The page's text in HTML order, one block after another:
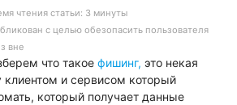
чтения статьи: 3 минуты
с целью обезопасить пользователя
вне
что такое фишинг, это некая
и сервисом который
который получает данные